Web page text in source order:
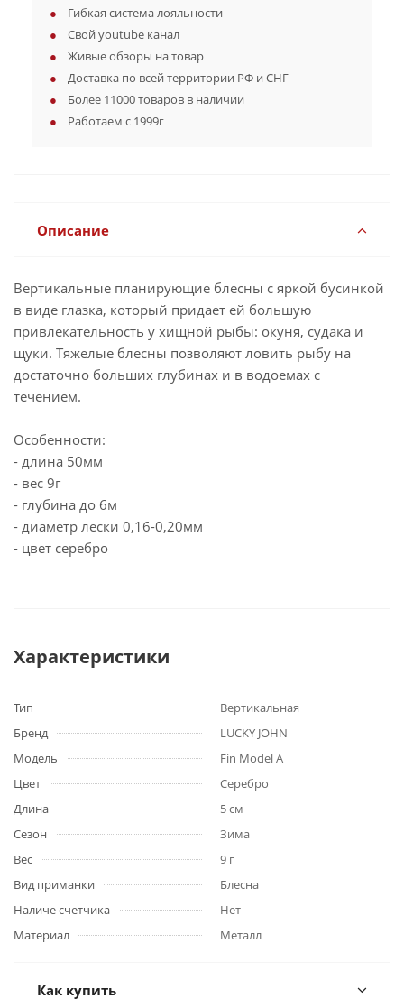
Гибкая система лояльности
Свой youtube канал
Живые обзоры на товар
Доставка по всей территории РФ и СНГ
Более 11000 товаров в наличии
Работаем с 1999г
Описание
Вертикальные планирующие блесны с яркой бусинкой
в виде глазка, который придает ей большую
привлекательность у хищной рыбы: окуня, судака и
щуки. Тяжелые блесны позволяют ловить рыбу на
достаточно больших глубинах и в водоемах с
течением.
Особенности:
- длина 50мм
- вес 9г
- глубина до 6м
- диаметр лески 0,16-0,20мм
- цвет серебро
Характеристики
Тип
Вертикальная
Бренд
LUCKY JOHN
Модель
Fin Model A
Цвет
Серебро
Длина
5 см
Сезон
Зима
Вес
9 г
Вид приманки
Блесна
Наличе счетчика
Нет
Материал
Металл
Как купить